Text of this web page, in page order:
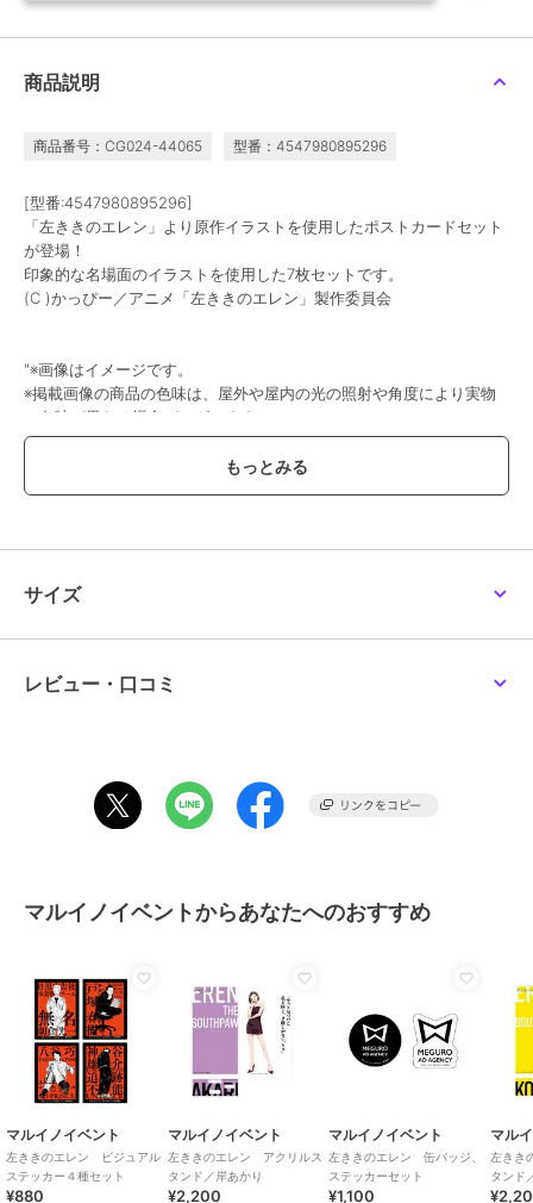
商品説明
商品番号：CG024-44065 型番：4547980895296
[型番:4547980895296]
「左ききのエレン」より原作イラストを使用したポストカードセット
が登場！
印象的な名場面のイラストを使用した7枚セットです。
(C )かっぴー／アニメ「左ききのエレン」製作委員会
"※画像はイメージです。
※掲載画像の商品の色味は、屋外や屋内の光の照射や角度により実物
と色味が異なる場合がございます。
※記載のサイズには多少の誤差がございます。
※商品の発売・仕様などにつきましては諸般の事情により、変更・延
期・中止になる場合がございます。予めご了承ください。
います。あらかじめご了承ください。
(化粧箱や袋・包装材・梱包材)につきましては商品を保護する目的で
象外となります。
※出荷が複数に分かれる場合がございますので予めご了承ください。"
ブランド マルイノイベント
その他アニメ・ゲーム
系グッズ
カラー
サイズ 00
素材
商品のお取り扱い方法
サイズ
レビュー・口コミ
マルイノイベントからあなたへのおすすめ
マルイノイベント
左ききのエレン ビジュアル
ステッカー４種セット
¥880
マルイノイベント
左ききのエレン アクリルス
タンド／岸あかり
¥2,200
マルイノイベント
左ききのエレン 缶バッジ、
ステッカーセット
¥1,100
マル
左きき
タンド